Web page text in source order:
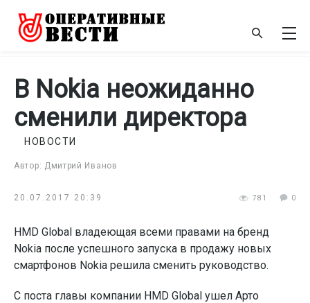
В Nokia неожиданно
сменили директора
Автор: Дмитрий Иванов
НОВОСТИ
20.07.2017 20:39 781 0
HMD Global владеющая всеми правами на бренд
Nokia после успешного запуска в продажу новых
смартфонов Nokia решила сменить руководство.
С поста главы компании HMD Global ушел Арто